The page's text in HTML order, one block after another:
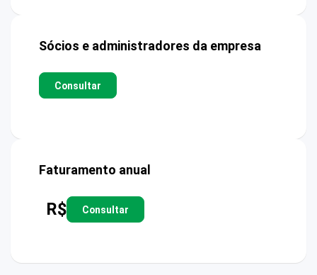
Sócios e administradores da empresa
Consultar
Faturamento anual
R$ Consultar